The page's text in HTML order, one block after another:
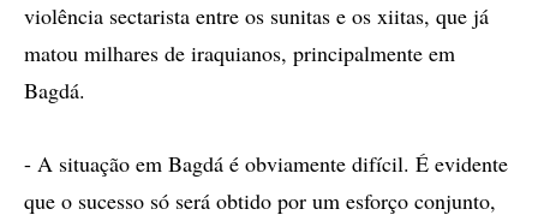
violência sectarista entre os sunitas e os xiitas, que já
matou milhares de iraquianos, principalmente em
Bagdá.
- A situação em Bagdá é obviamente difícil. É evidente
que o sucesso só será obtido por um esforço conjunto,